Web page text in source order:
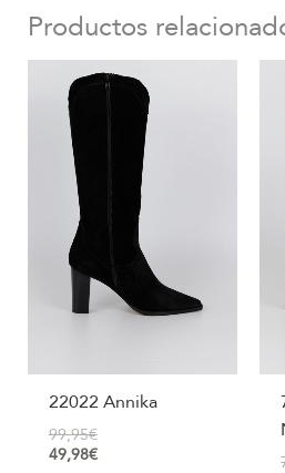
Productos
22022 Annika
99,95€
49,98€